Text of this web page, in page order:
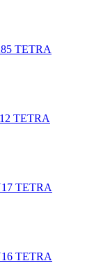
TETRA
TETRA
TETRA
TETRA